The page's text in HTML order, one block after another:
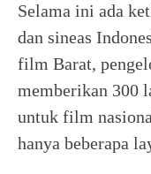
Selama ini ada
dan sineas
film Barat,
memberikan 300
untuk film
hanya beberapa